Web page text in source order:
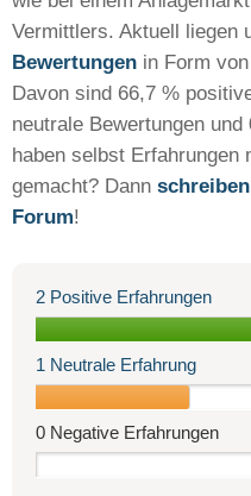
Vermittlers. Aktuell liegen
Bewertungen in Form
Davon sind 66,7 %
neutrale Bewertungen
haben selbst Erfahrungen
gemacht? Dann
Forum!
2 Positive Erfahrungen
1 Neutrale Erfahrung
0 Negative Erfahrungen